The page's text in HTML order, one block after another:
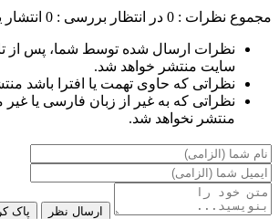
مجموع نظرات : 0 در انتظار بررسی : 0 انتشار
نظرات ارسال شده توسط شما، پس از
سایت منتشر خواهد شد.
نظراتی که حاوی تهمت یا افترا باشد
نظراتی که به غیر از زبان فارسی یا غیر
منتشر نخواهد شد.
ارسال نظر پاک